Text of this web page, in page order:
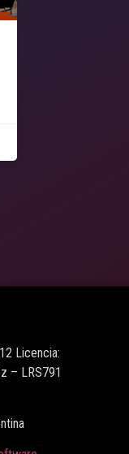
Licencia:
– LRS791